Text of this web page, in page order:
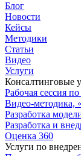
Блог
Новости
Кейсы
Методики
Статьи
Видео
Услуги
Консалтинговые
Рабочая сессия
Видео-методика,
Разработка
Разработка и
Оценка 360
Услуги по